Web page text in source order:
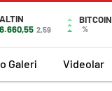
ALTIN
6.660,55 2,59
BITCOIN
%
Galeri Videolar